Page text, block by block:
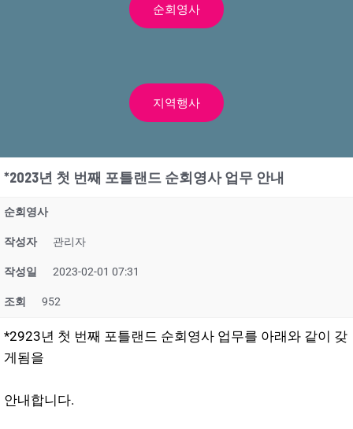
순회영사
지역행사
*2023년 첫 번째 포틀랜드 순회영사 업무 안내
순회영사
작성자 관리자
작성일 2023-02-01 07:31
조회 952
*2923년 첫 번째 포틀랜드 순회영사 업무를 아래와 같이 갖
게됨을
안내합니다.